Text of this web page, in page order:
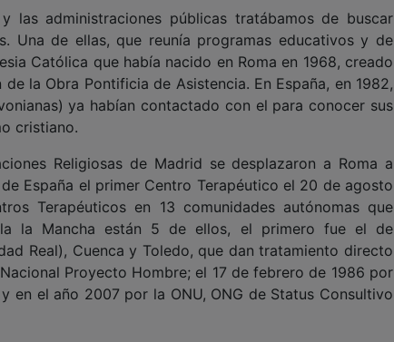
las administraciones públicas tratábamos de buscar
Una de ellas, que reunía programas educativos y de
Católica que había nacido en Roma en 1968, creado
la Obra Pontificia de Asistencia. En España, en 1982,
ya habían contactado con el para conocer sus
cristiano.
Religiosas de Madrid se desplazaron a Roma a
España el primer Centro Terapéutico el 20 de agosto
Terapéuticos en 13 comunidades autónomas que
la Mancha están 5 de ellos, el primero fue el de
Real), Cuenca y Toledo, que dan tratamiento directo
Proyecto Hombre; el 17 de febrero de 1986 por
en el año 2007 por la ONU, ONG de Status Consultivo